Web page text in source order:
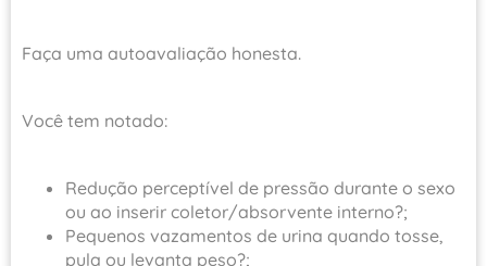
Faça uma autoavaliação honesta.
Você tem notado:
Redução perceptível de pressão durante o sexo
ou ao inserir coletor/absorvente interno?;
Pequenos vazamentos de urina quando tosse,
pula ou levanta peso?;